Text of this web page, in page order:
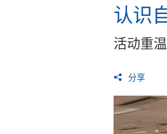
认识
活动重温
分享